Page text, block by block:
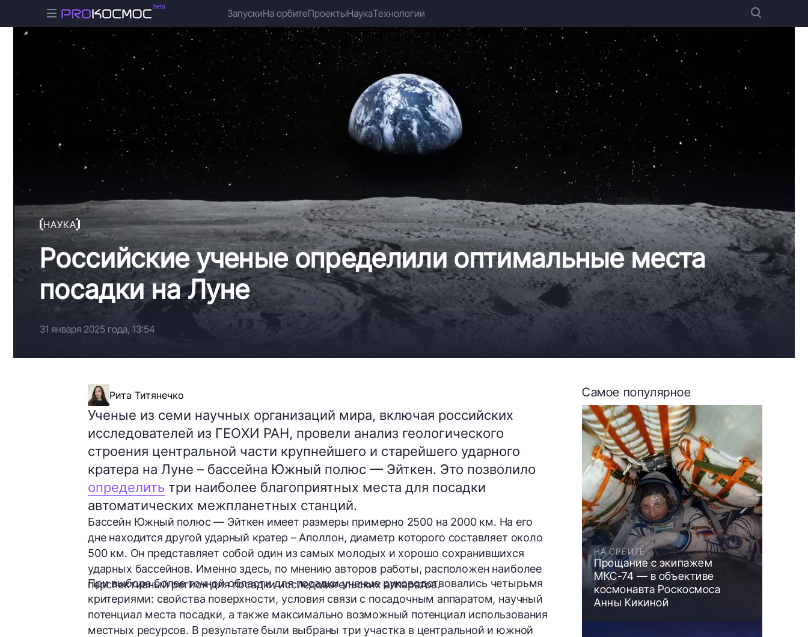
ЗапускиНа орбитеПроектыНаукаТехнологии
НАУКА
Российские ученые определили оптимальные места
посадки на Луне
31 января 2025 года, 13:54
Рита Титянечко
Ученые из семи научных организаций мира, включая российских
исследователей из ГЕОХИ РАН, провели анализ геологического
строения центральной части крупнейшего и старейшего ударного
кратера на Луне – бассейна Южный полюс — Эйткен. Это позволило
определить три наиболее благоприятных места для посадки
автоматических межпланетных станций.
Бассейн Южный полюс — Эйткен имеет размеры примерно 2500 на 2000 км. На его
дне находится другой ударный кратер – Аполлон, диаметр которого составляет около
500 км. Он представляет собой один из самых молодых и хорошо сохранившихся
ударных бассейнов. Именно здесь, по мнению авторов работы, расположен наиболее
перспективный регион для посадки исследовательских аппаратов.
При выборе более точной области для посадки ученые руководствовались четырьмя
критериями: свойства поверхности, условия связи с посадочным аппаратом, научный
потенциал места посадки, а также максимально возможный потенциал использования
местных ресурсов. В результате были выбранытри участка в центральной и южной
Самое популярное
НА ОРБИТЕ
Прощание с экипажем
МКС-74 — в объективе
космонавта Роскосмоса
Анны Кикиной